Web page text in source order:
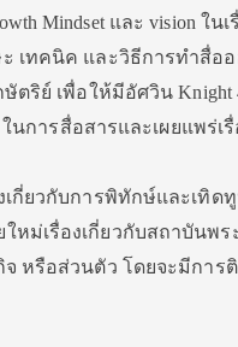
Mindset และ vision ในเ
เทคนิค และวิธีการทำสื่อ
ตริย์ เพื่อให้มีอัศวิน Knight
การสื่อสารและเผยแพร่เรื่
เกี่ยวกับการพิทักษ์และเทิด
หม่เรื่องเกี่ยวกับสถาบันพร
หรือส่วนตัว โดยจะมีการ